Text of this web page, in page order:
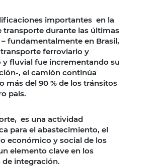
importantes en la
transporte durante las últimas
– fundamentalmente en Brasil,
ferroviario y
fluvial fue incrementando su
, el camión continúa
más del 90 % de los tránsitos
país.
es una actividad
para el abastecimiento, el
económico y social de los
elemento clave en los
de integración.